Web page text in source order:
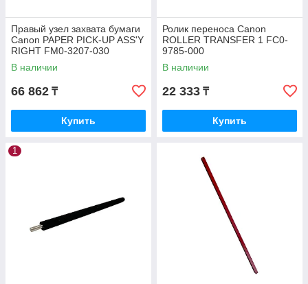
Правый узел захвата бумаги
Canon PAPER PICK-UP ASS'Y
RIGHT FM0-3207-030
В наличии
66 862 ₸
Купить
Ролик переноса Canon
ROLLER TRANSFER 1 FC0-
9785-000
В наличии
22 333 ₸
Купить
1